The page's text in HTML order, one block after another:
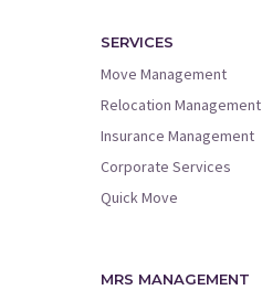
SERVICES
Move Management
Relocation Management
Insurance Management
Corporate Services
Quick Move
MRS MANAGEMENT